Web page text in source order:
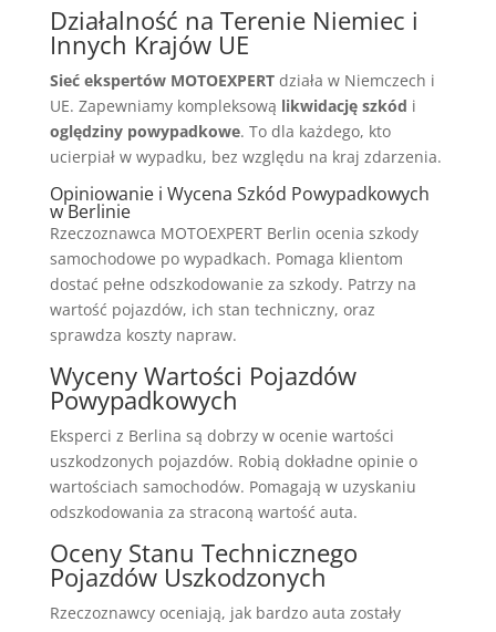
Działalność na Terenie Niemiec i
Innych Krajów UE
Sieć ekspertów MOTOEXPERTdziała w Niemczech i
UE. Zapewniamy kompleksową likwidację szkód i
oględziny powypadkowe. To dla każdego, kto
ucierpiał w wypadku, bez względu na kraj zdarzenia.
Opiniowanie i Wycena Szkód Powypadkowych
w Berlinie
Rzeczoznawca MOTOEXPERT Berlin ocenia szkody
samochodowe po wypadkach. Pomaga klientom
dostać pełne odszkodowanie za szkody. Patrzy na
wartość pojazdów, ich stan techniczny, oraz
sprawdza koszty napraw.
Wyceny Wartości Pojazdów
Powypadkowych
Eksperci z Berlina są dobrzy w ocenie wartości
uszkodzonych pojazdów. Robią dokładne opinie o
wartościach samochodów. Pomagają w uzyskaniu
odszkodowania za straconą wartość auta.
Oceny Stanu Technicznego
Pojazdów Uszkodzonych
Rzeczoznawcy oceniają, jak bardzo auta zostały